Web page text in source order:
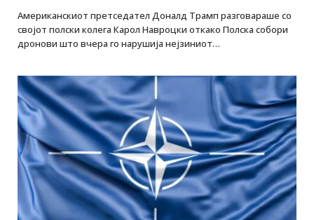
Американскиот претседател Доналд Трамп разговараше со
својот полски колега Карол Навроцки откако Полска собори
дронови што вчера го нарушија нејзиниот…